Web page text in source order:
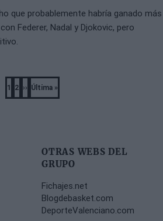
que probablemente habría ganado más
Federer, Nadal y Djokovic, pero
Página
1
Página
2
Next
››
Last
Última »
OTRAS WEBS DEL
GRUPO
Fichajes.net
Blogdebasket.com
DeporteValenciano.com